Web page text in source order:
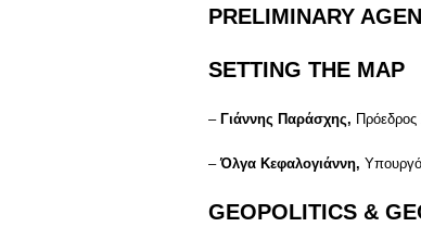
PRELIMINARY
SETTING THE MAP
– Γιάννης Παράσχης,
–Όλγα Κεφαλογιάννη,
GEOPOLITICS &